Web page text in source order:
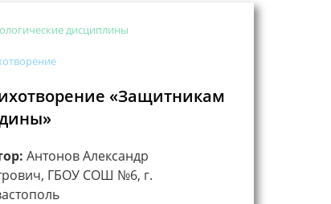
дисциплины
«Защитникам
Антонов Александр
ГБОУ СОШ №6, г.